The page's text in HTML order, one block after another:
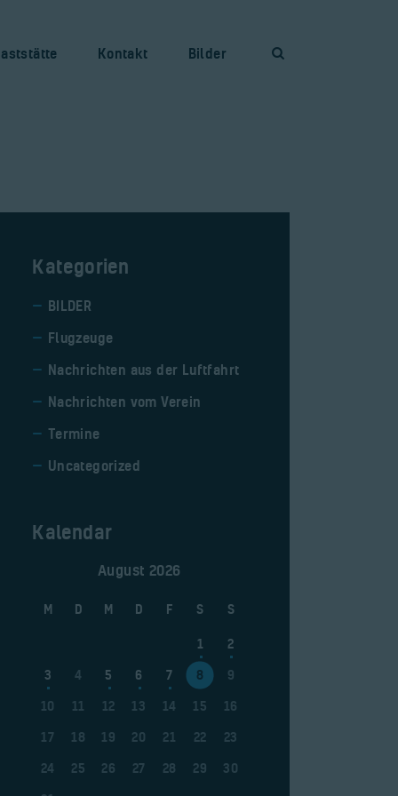
Kontakt Bilder
Kategorien
BILDER
Flugzeuge
Nachrichten aus der Luftfahrt
Nachrichten vom Verein
Termine
Uncategorized
Kalendar
August 2026
M D M D F S S
1
2
3
4 5 6 7 8
9
10
11 12 13 14 15
16
17
18 19 20 21 22
23
24
25 26 27 28 29
30